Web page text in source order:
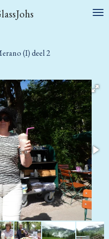
/ Merano (I) deel 2